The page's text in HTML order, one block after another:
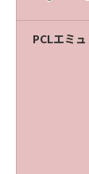
PCLエミ